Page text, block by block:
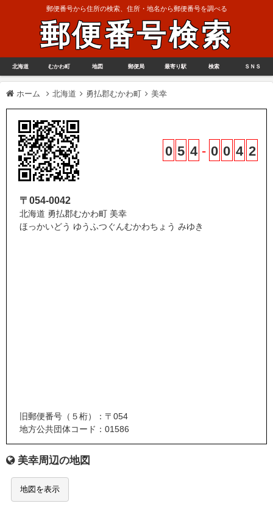
郵便番号から住所の検索、住所・地名から郵便番号を調べる
郵便番号検索
北海道 むかわ町 地図 郵便局 最寄り駅 検索 ＳＮＳ
ホーム 北海道 勇払郡むかわ町 美幸
0 5 4 - 0 0 4 2
〒054-0042
北海道 勇払郡むかわ町 美幸
ほっかいどう ゆうふつぐんむかわちょう みゆき
旧郵便番号（５桁）：〒054
地方公共団体コード：01586
美幸周辺の地図
地図を表示